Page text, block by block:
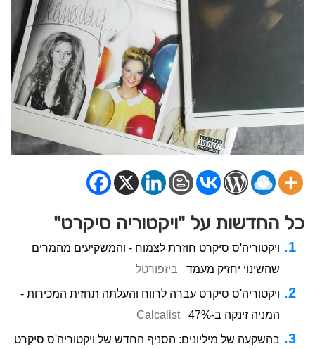
כל החדשות על "ויקטוריה סיקרט"
ויקטוריה'ס סיקרט חוזרת לצמוח - והמשקיעים מהמרים
שהשינוי יחזיק מעמד
ביזפורטל
ויקטוריה'ס סיקרט עברה לרווח והעלתה תחזית המכירות -
המניה זינקה ב-47%
Calcalist
בהשקעה של מיליונים: הסניף החדש של ויקטוריה'ס סיקרט